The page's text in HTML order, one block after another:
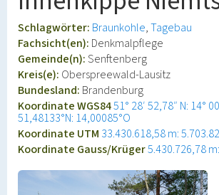
Schlagwörter: Braunkohle Tagebau
Fachsicht(en): Denkmalpflege
Gemeinde(n):Senftenberg
Kreis(e): Oberspreewald-Lausitz
Bundesland: Brandenburg
Koordinate WGS8451° 28′ 52,78″ N: 14°
51,48133°N: 14,00085°O
Koordinate UTM 33.430.618,58 m:
Koordinate Gauss/Krüger5.430.726,78